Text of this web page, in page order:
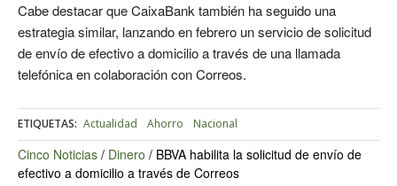
Cabe destacar que CaixaBank también ha seguido una
estrategia similar, lanzando en febrero un servicio de solicitud
de envío de efectivo a domicilio a través de una llamada
telefónica en colaboración con Correos.
ETIQUETAS: Actualidad Ahorro Nacional
Cinco Noticias / Dinero / BBVA habilita la solicitud de envío de
efectivo a domicilio a través de Correos